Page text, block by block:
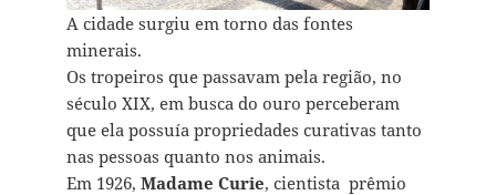
A cidade surgiu em torno das fontes
minerais.
Os tropeiros que passavam pela região, no
século XIX, em busca do ouro perceberam
que ela possuía propriedades curativas tanto
nas pessoas quanto nos animais.
Em 1926, Madame Curie, cientista prêmio